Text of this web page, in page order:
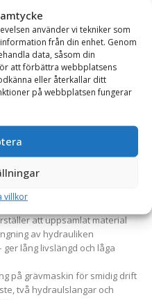
använder vi tekniker som
från din enhet. Genom
data, såsom din
att förbättra webbplatsens
eller återkallar ditt
på webbplatsen fungerar
villkor
250 kg
skraplåda – för effektiv
kraftfull och mångsidig
arbete inom
Med en
magnet ett ovärderligt
och förflytta magnetiskt
att uppsamlat material
av hydrauliken
ger lång livslängd och låga
på grävmaskin för smidig drift
två hydraulslangar och